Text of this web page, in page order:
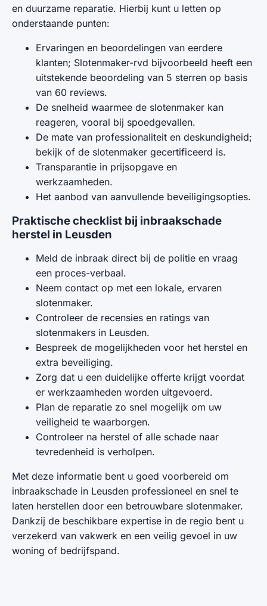
en duurzame reparatie. Hierbij kunt u letten op
onderstaande punten:
Ervaringen en beoordelingen van eerdere
klanten; Slotenmaker-rvd bijvoorbeeld heeft een
uitstekende beoordeling van 5 sterren op basis
van 60 reviews.
De snelheid waarmee de slotenmaker kan
reageren, vooral bij spoedgevallen.
De mate van professionaliteit en deskundigheid;
bekijk of de slotenmaker gecertificeerd is.
Transparantie in prijsopgave en
werkzaamheden.
Het aanbod van aanvullende beveiligingsopties.
Praktische checklist bij inbraakschade
herstel in Leusden
Meld de inbraak direct bij de politie en vraag
een proces-verbaal.
Neem contact op met een lokale, ervaren
slotenmaker.
Controleer de recensies en ratings van
slotenmakers in Leusden.
Bespreek de mogelijkheden voor het herstel en
extra beveiliging.
Zorg dat u een duidelijke offerte krijgt voordat
er werkzaamheden worden uitgevoerd.
Plan de reparatie zo snel mogelijk om uw
veiligheid te waarborgen.
Controleer na herstel of alle schade naar
tevredenheid is verholpen.
Met deze informatie bent u goed voorbereid om
inbraakschade in Leusden professioneel en snel te
laten herstellen door een betrouwbare slotenmaker.
Dankzij de beschikbare expertise in de regio bent u
verzekerd van vakwerk en een veilig gevoel in uw
woning of bedrijfspand.